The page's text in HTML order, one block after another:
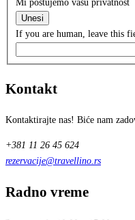
Mi poštujemo vašu privatnost
Unesi
If you are human, leave this
Kontakt
Kontaktirajte nas! Biće nam
+381 11 26 45 624
rezervacije@travellino.rs
Radno vreme